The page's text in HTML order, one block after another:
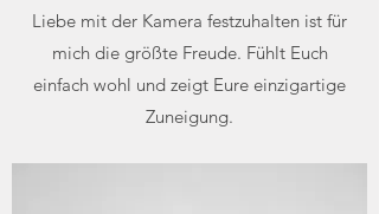
Liebe mit der Kamera festzuhalten ist für
mich die größte Freude. Fühlt Euch
einfach wohl und zeigt Eure einzigartige
Zuneigung.